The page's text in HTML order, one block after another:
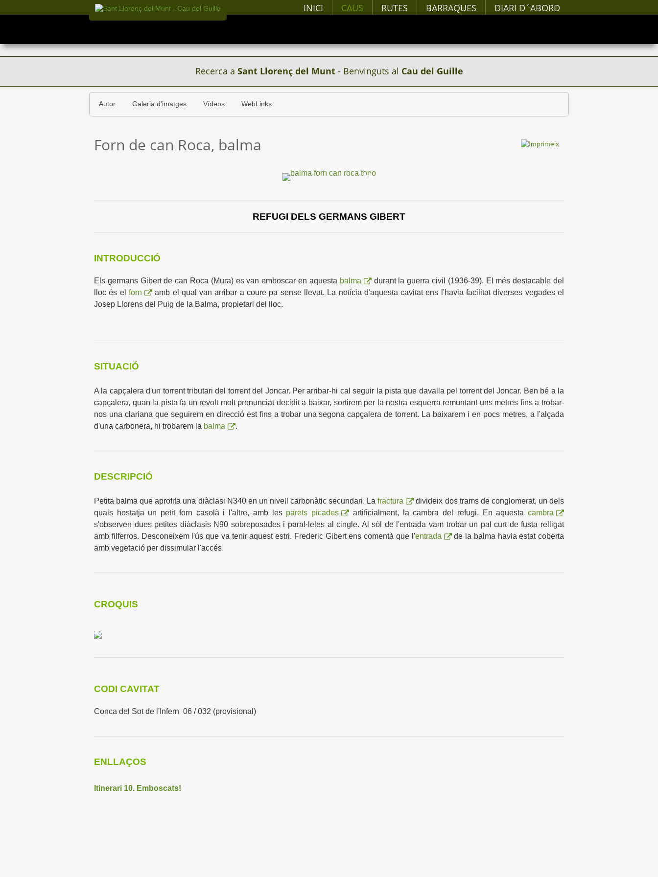
INICI CAUS RUTES BARRAQUES DIARI D´ABORD
Recerca a Sant Llorenç del Munt- Benvinguts al Cau del Guille
Autor Galeria d'imatges Vídeos WebLinks
Forn de can Roca, balma
REFUGI DELS GERMANS GIBERT
INTRODUCCIÓ
Els germans Gibert de can Roca (Mura) es van emboscar en aquesta balma
durant la guerra civil (1936-39). El més destacable del
lloc és el forn
amb el qual van arribar a coure pa sense llevat. La notícia d'aquesta cavitat ens l'havia facilitat diverses vegades el
Josep Llorens del Puig de la Balma, propietari del lloc.
SITUACIÓ
A la capçalera d'un torrent tributari del torrent del Joncar. Per arribar-hi cal seguir la pista que davalla pel torrent del Joncar. Ben bé a la
capçalera, quan la pista fa un revolt molt pronunciat decidit a baixar, sortirem per la nostra esquerra remuntant uns metres fins a trobar-
nos una clariana que seguirem en direcció est fins a trobar una segona capçalera de torrent. La baixarem i en pocs metres, a l'alçada
d'una carbonera, hi trobarem la balma .
DESCRIPCIÓ
Petita balma que aprofita una diàclasi N340 en un nivell carbonàtic secundari. Lafractura
divideix dos trams de conglomerat, un dels
quals hostatja un petit forn casolà i l'altre, amb les parets picades artificialment, la cambra del refugi. En aquestacambra
s'observen dues petites diàclasis N90 sobreposades i paral·leles al cingle. Al sòl de l'entrada vam trobar un pal curt de fusta relligat
amb filferros. Desconeixem l'ús que va tenir aquest estri. Frederic Gibert ens comentà que l'entrada
de la balma havia estat coberta
amb vegetació per dissimular l'accés.
CROQUIS
CODI CAVITAT
Conca del Sot de l'Infern 06 / 032 (provisional)
ENLLAÇOS
Itinerari 10. Emboscats!